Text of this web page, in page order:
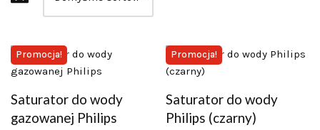
Promocja!
Saturator do wody
gazowanej Philips
Promocja!
Saturator do wody
Philips (czarny)